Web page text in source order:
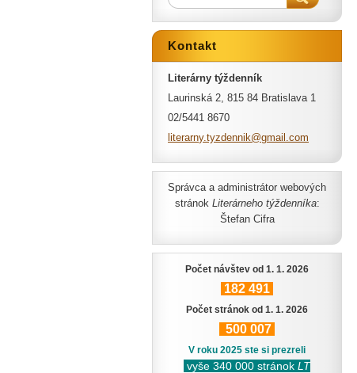
Kontakt
Literárny týždenník
Laurinská 2, 815 84 Bratislava 1
02/5441 8670
literarny.tyzdennik@gmai l.com
Správca a administrátor webových
stránok Literárneho týždenníka:
Štefan Cifra
Počet návštev od 1. 1. 2026
182 491
Počet stránok od 1. 1. 2026
500 007
V roku 2025 ste si prezreli
vyše 340 000 stránok LT